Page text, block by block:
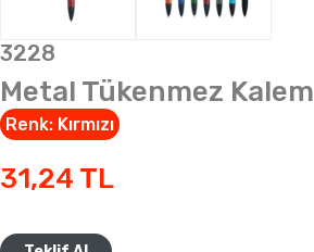
3228
Metal Tükenmez Kalem
Renk: Kırmızı
31,24 TL